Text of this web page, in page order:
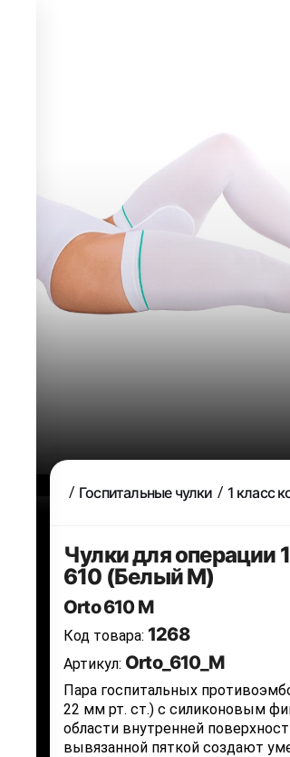
Госпитальные чулки 1 класс
Чулки для операции
610 (Белый M)
Orto 610 M
Код товара: 1268
Артикул: Orto_610_M
Пара госпитальных
22 мм рт. ст.) с силиконовым
области внутренней
вывязанной пяткой создают